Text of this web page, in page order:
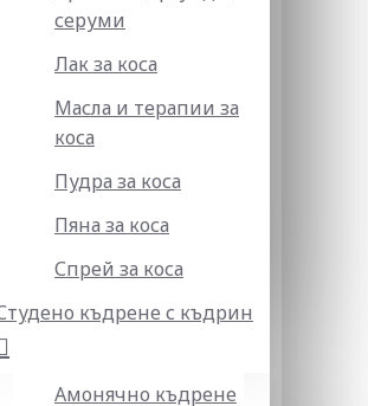
серуми
Лак за коса
Масла и терапии за
коса
Пудра за коса
Пяна за коса
Спрей за коса
къдрене с къдрин
Амонячно къдрене